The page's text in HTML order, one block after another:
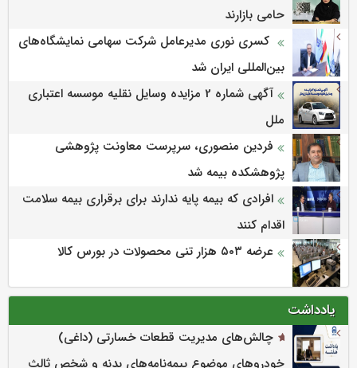
حامی بازارند
کسری نوری مدیرعامل شرکت سهامی نمایشگاه‌های
بین‌المللی ایران شد
آگهی شماره 2 مزایده وسایل نقلیه موسسه اعتباری
ملل
فردین منصوری، سرپرست معاونت پژوهشی
پژوهشكده بیمه شد
افرادی که بیمه پایه ندارند برای برقراری بیمه سلامت
اقدام کنند
عرضه ۵۰۳ هزار تنی محصولات در بورس کالا
یادداشت
چالش‌های مدیریت قطعات خسارتی (داغی)